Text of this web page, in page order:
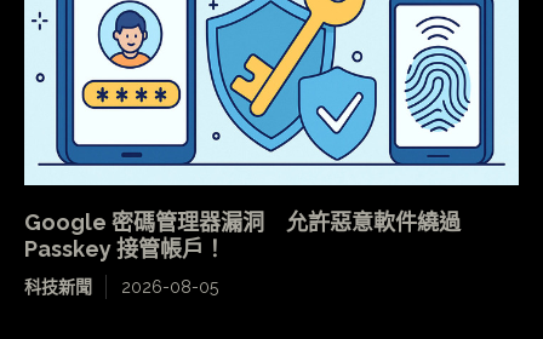
Google 密碼管理器漏洞 允許惡意軟件繞過
Passkey 接管帳戶！
科技新聞 2026-08-05